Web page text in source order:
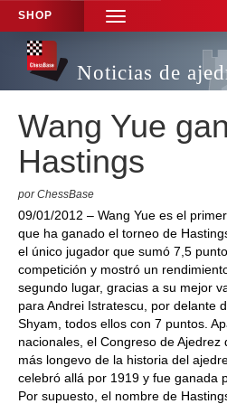
SHOP
TOGGLE
NAVIGATION
Noticias de
Wang Yue
Hastings
por ChessBase
09/01/2012 – Wang Yue es el
que ha ganado el torneo de
el único jugador que sumó 7,5
competición y mostró un
segundo lugar, gracias a su mejor
para Andrei Istratescu, por delante
Shyam, todos ellos con 7 puntos.
nacionales, el Congreso de
más longevo de la historia del
celebró allá por 1919 y fue ganada
Por supuesto, el nombre de